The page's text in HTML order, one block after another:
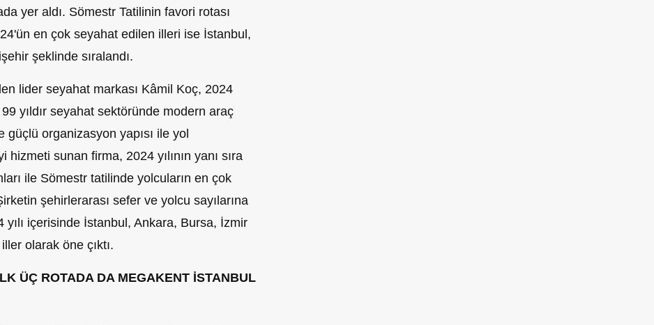
yer aldı. Sömestr Tatilinin favori rotası
en çok seyahat edilen illeri ise İstanbul,
şeklinde sıralandı.
lider seyahat markası Kâmil Koç, 2024
99 yıldır seyahat sektöründe modern araç
organizasyon yapısı ile yol
sunan firma, 2024 yılının yanı sıra
ile Sömestr tatilinde yolcuların en çok
şehirlerarası sefer ve yolcu sayılarına
yılı içerisinde İstanbul, Ankara, Bursa, İzmir
olarak öne çıktı.
ÜÇ ROTADA DA MEGAKENT İSTANBUL